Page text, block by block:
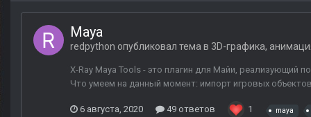
Maya
redpython опубликовал тема в 3D-графика,
X-Ray Maya Tools - это плагин для Майи, реализующий
Что умеем на данный момент: импорт игровых
6 августа, 2020 49 ответов 1 maya